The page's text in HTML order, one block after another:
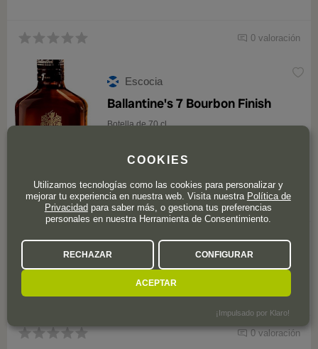
0 valoración
Escocia
Ballantine's 7 Bourbon Finish
Botella de 70 cl.
Este producto ya no está disponible
0 valoración
COOKIES
Utilizamos tecnologías como las cookies para personalizar y
mejorar tu experiencia en nuestra web. Visita nuestra Política de
Privacidadpara saber más, o gestiona tus preferencias
personales en nuestra Herramienta de Consentimiento.
RECHAZAR CONFIGURAR
ACEPTAR
¡Impulsado por Klaro!